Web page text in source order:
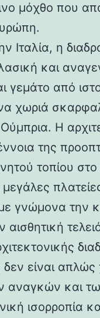
μόχθο που
Ιταλία, η
και
γεμάτο από
χωριά
Η
της
τοπίου
μεγάλες
γνώμονα την
δεν είναι
αναγκών και
ισορροπία